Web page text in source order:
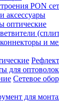
аксессуары
оптические
и
Сетевое